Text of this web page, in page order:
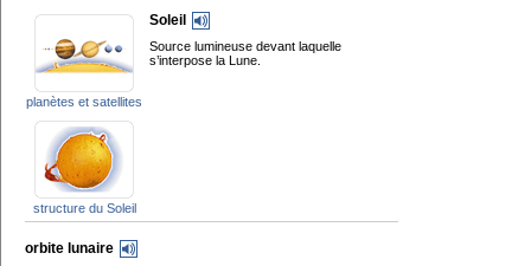
planètes et satellites
structure du Soleil
Soleil
Source lumineuse devant laquelle
s’interpose la Lune.
orbite lunaire